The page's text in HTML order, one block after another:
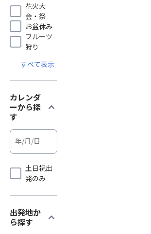
花火大
会・祭
お盆休み
フルーツ
狩り
すべて表示
カレンダ
ーから探
す
expand_more
土日祝出
発のみ
出発地か
ら探す
expand_more